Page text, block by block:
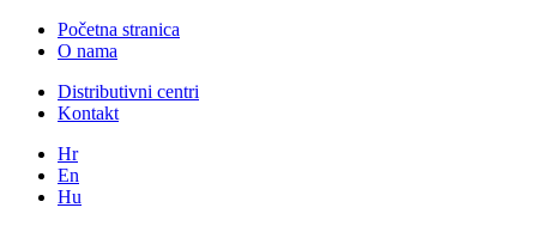
Početna stranica
O nama
Distributivni centri
Kontakt
Hr
En
Hu